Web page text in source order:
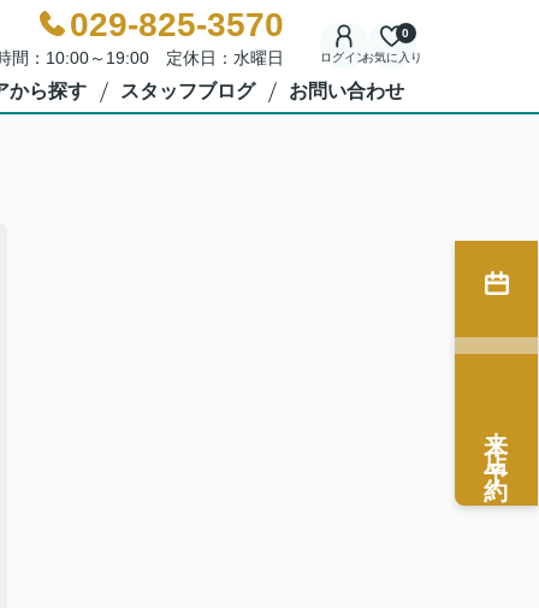
029-825-3570
間：10:00～19:00 定休日：水曜日 ログインお気に入り
0
から探す スタッフブログ お問い合わせ
来店予約